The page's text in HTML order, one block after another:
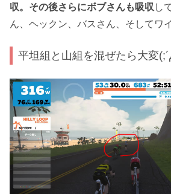
収。その後さらにボブさんも吸収 し
ん、ヘックン、バスさん、そしてワ
平坦組と山組を混ぜたら大変